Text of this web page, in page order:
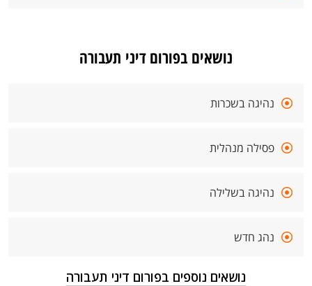
נושאים בפורום דיני תעבורה
נהיגה בשכרות
פסילה מנהלית
נהיגה בשלילה
נהג חדש
נושאים נוספים בפורום דיני תעבורה